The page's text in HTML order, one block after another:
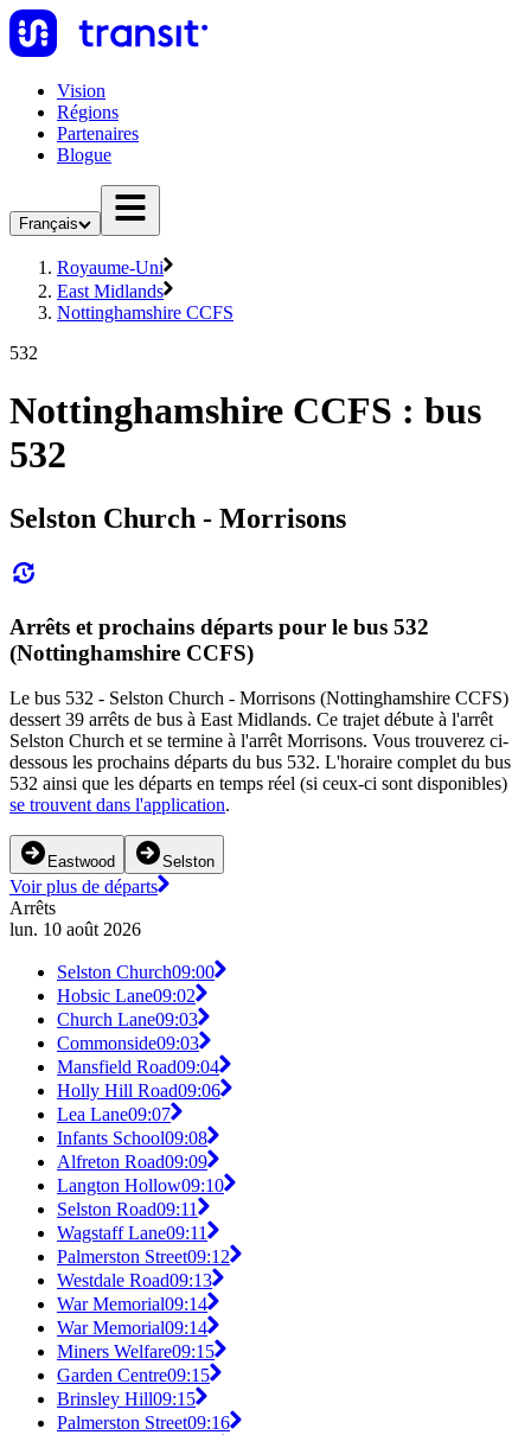
Vision
Régions
Partenaires
Blogue
Français
Royaume-Uni
East Midlands
Nottinghamshire CCFS
532
Nottinghamshire CCFS : bus
532
Selston Church - Morrisons
Arrêts et prochains départs pour le bus 532
(Nottinghamshire CCFS)
Le bus 532 - Selston Church - Morrisons (Nottinghamshire CCFS)
dessert 39 arrêts de bus à East Midlands. Ce trajet débute à l'arrêt
Selston Church et se termine à l'arrêt Morrisons. Vous trouverez ci-
dessous les prochains départs du bus 532. L'horaire complet du bus
532 ainsi que les départs en temps réel (si ceux-ci sont disponibles)
se trouvent dans l'application.
Eastwood Selston
Voir plus de départs
Arrêts
lun. 10 août 2026
Selston Church09:00
Hobsic Lane09:02
Church Lane09:03
Commonside09:03
Mansfield Road09:04
Holly Hill Road09:06
Lea Lane09:07
Infants School09:08
Alfreton Road09:09
Langton Hollow09:10
Selston Road09:11
Wagstaff Lane09:11
Palmerston Street09:12
Westdale Road09:13
War Memorial09:14
War Memorial09:14
Miners Welfare09:15
Garden Centre09:15
Brinsley Hill09:15
Palmerston Street09:16